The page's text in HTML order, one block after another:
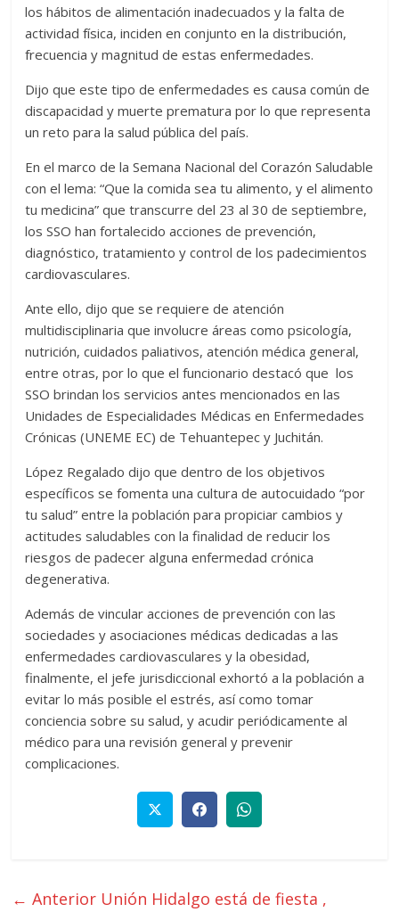
los hábitos de alimentación inadecuados y la falta de
actividad física, inciden en conjunto en la distribución,
frecuencia y magnitud de estas enfermedades.
Dijo que este tipo de enfermedades es causa común de
discapacidad y muerte prematura por lo que representa
un reto para la salud pública del país.
En el marco de la Semana Nacional del Corazón Saludable
con el lema: “Que la comida sea tu alimento, y el alimento
tu medicina” que transcurre del 23 al 30 de septiembre,
los SSO han fortalecido acciones de prevención,
diagnóstico, tratamiento y control de los padecimientos
cardiovasculares.
Ante ello, dijo que se requiere de atención
multidisciplinaria que involucre áreas como psicología,
nutrición, cuidados paliativos, atención médica general,
entre otras, por lo que el funcionario destacó que los
SSO brindan los servicios antes mencionados en las
Unidades de Especialidades Médicas en Enfermedades
Crónicas (UNEME EC) de Tehuantepec y Juchitán.
López Regalado dijo que dentro de los objetivos
específicos se fomenta una cultura de autocuidado “por
tu salud” entre la población para propiciar cambios y
actitudes saludables con la finalidad de reducir los
riesgos de padecer alguna enfermedad crónica
degenerativa.
Además de vincular acciones de prevención con las
sociedades y asociaciones médicas dedicadas a las
enfermedades cardiovasculares y la obesidad,
finalmente, el jefe jurisdiccional exhortó a la población a
evitar lo más posible el estrés, así como tomar
conciencia sobre su salud, y acudir periódicamente al
médico para una revisión general y prevenir
complicaciones.
← Anterior Unión Hidalgo está de fiesta ,